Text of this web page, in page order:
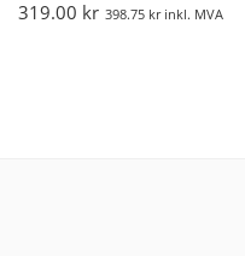
319.00 kr 398.75 krinkl. MVA